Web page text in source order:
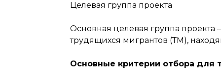
Целевая группа проекта
Основная целевая группа проекта
трудящихся мигрантов (ТМ),
Основные критерии отбора для